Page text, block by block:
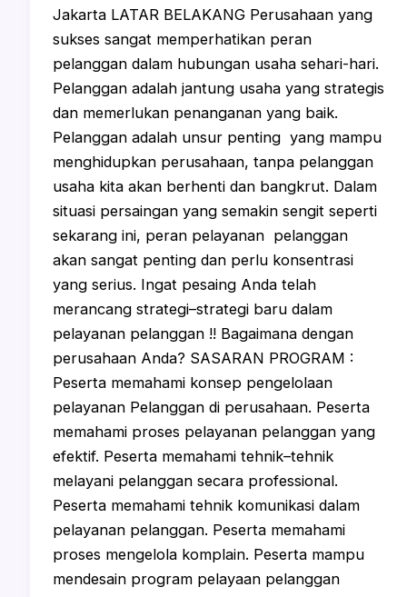
Jakarta LATAR BELAKANG Perusahaan yang
sukses sangat memperhatikan peran
pelanggan dalam hubungan usaha sehari-hari.
Pelanggan adalah jantung usaha yang strategis
dan memerlukan penanganan yang baik.
Pelanggan adalah unsur penting yang mampu
menghidupkan perusahaan, tanpa pelanggan
usaha kita akan berhenti dan bangkrut. Dalam
situasi persaingan yang semakin sengit seperti
sekarang ini, peran pelayanan pelanggan
akan sangat penting dan perlu konsentrasi
yang serius. Ingat pesaing Anda telah
merancang strategi–strategi baru dalam
pelayanan pelanggan !! Bagaimana dengan
perusahaan Anda? SASARAN PROGRAM :
Peserta memahami konsep pengelolaan
pelayanan Pelanggan di perusahaan. Peserta
memahami proses pelayanan pelanggan yang
efektif. Peserta memahami tehnik–tehnik
melayani pelanggan secara professional.
Peserta memahami tehnik komunikasi dalam
pelayanan pelanggan. Peserta memahami
proses mengelola komplain. Peserta mampu
mendesain program pelayaan pelanggan